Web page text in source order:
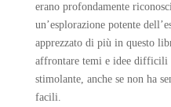
erano profondamente
un’esplorazione potente
apprezzato di più in questo
affrontare temi e idee difficili
stimolante, anche se non ha
facili.